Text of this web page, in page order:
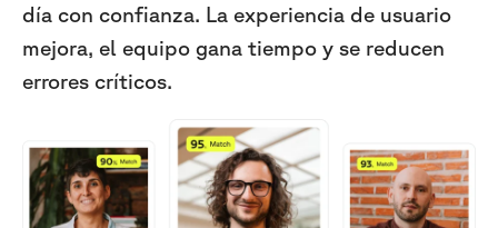
día con confianza. La experiencia de usuario
mejora, el equipo gana tiempo y se reducen
errores críticos.